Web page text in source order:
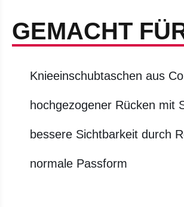
GEMACHT
Knieeinschubtaschen aus
hochgezogener Rücken mit
bessere Sichtbarkeit durch
normale Passform